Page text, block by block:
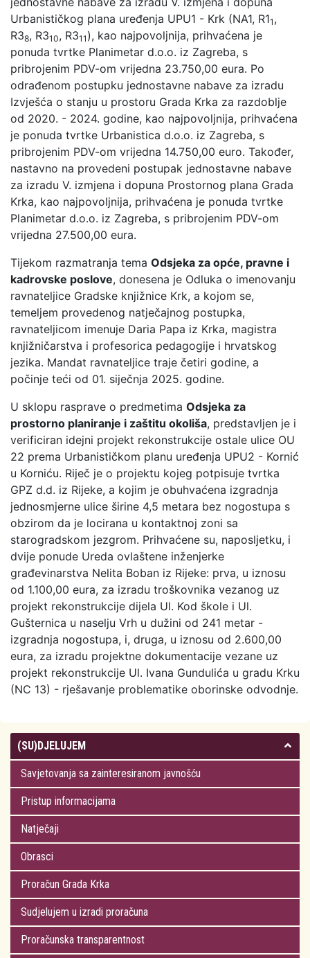
Urbanističkog plana uređenja UPU1 - Krk (NA1, R11 ,
R38, R310, R311 ), kao najpovoljnija, prihvaćena je
ponuda tvrtke Planimetar d.o.o. iz Zagreba, s
pribrojenim PDV-om vrijedna 23.750,00 eura. Po
odrađenom postupku jednostavne nabave za izradu
Izvješća o stanju u prostoru Grada Krka za razdoblje
od 2020. - 2024. godine, kao najpovoljnija, prihvaćena
je ponuda tvrtke Urbanistica d.o.o. iz Zagreba, s
pribrojenim PDV-om vrijedna 14.750,00 euro. Također,
nastavno na provedeni postupak jednostavne nabave
za izradu V. izmjena i dopuna Prostornog plana Grada
Krka, kao najpovoljnija, prihvaćena je ponuda tvrtke
Planimetar d.o.o. iz Zagreba, s pribrojenim PDV-om
vrijedna 27.500,00 eura.
Tijekom razmatranja tema Odsjeka za opće, pravne i
kadrovske poslove, donesena je Odluka o imenovanju
ravnateljice Gradske knjižnice Krk, a kojom se,
temeljem provedenog natječajnog postupka,
ravnateljicom imenuje Daria Papa iz Krka, magistra
knjižničarstva i profesorica pedagogije i hrvatskog
jezika. Mandat ravnateljice traje četiri godine, a
počinje teći od 01. siječnja 2025. godine.
U sklopu rasprave o predmetima Odsjeka za
prostorno planiranje i zaštitu okoliša, predstavljen je i
verificiran idejni projekt rekonstrukcije ostale ulice OU
22 prema Urbanističkom planu uređenja UPU2 - Kornić
u Korniću. Riječ je o projektu kojeg potpisuje tvrtka
GPZ d.d. iz Rijeke, a kojim je obuhvaćena izgradnja
jednosmjerne ulice širine 4,5 metara bez nogostupa s
obzirom da je locirana u kontaktnoj zoni sa
starogradskom jezgrom. Prihvaćene su, naposljetku, i
dvije ponude Ureda ovlaštene inženjerke
građevinarstva Nelita Boban iz Rijeke: prva, u iznosu
od 1.100,00 eura, za izradu troškovnika vezanog uz
projekt rekonstrukcije dijela Ul. Kod škole i Ul.
Gušternica u naselju Vrh u dužini od 241 metar -
izgradnja nogostupa, i, druga, u iznosu od 2.600,00
eura, za izradu projektne dokumentacije vezane uz
projekt rekonstrukcije Ul. Ivana Gundulića u gradu Krku
(NC 13) - rješavanje problematike oborinske odvodnje.
(SU)DJELUJEM
Savjetovanja sa zainteresiranom javnošću
Pristup informacijama
Natječaji
Obrasci
Proračun Grada Krka
Sudjelujem u izradi proračuna
Proračunska transparentnost